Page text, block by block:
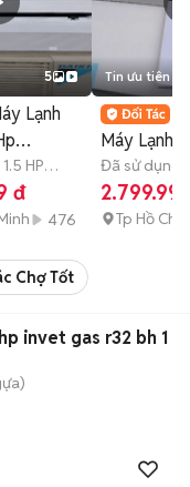
5
Lạnh
ĐẸP
1.5 HP
đ
476
Tin ưu tiên
Máy Lạnh
1Hp đến
GÓP 0%
Đã sử dụng
Tp Hồ Chí
Chợ Tốt
1